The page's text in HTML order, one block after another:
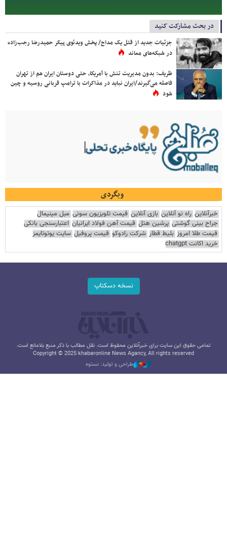
در بحث مشارکت کنید
جزئیات جدید از قتل یک مداح/ پخش ویدئوی پیکر حمیدرضا رجب‌زاده
در شبکه‌های معاند
ظریف: بدون مدیریت تنش با آمریکا، حتی دوستان ایران هم از تهران
فاصله می‌گیرند/ایران نباید در مذاکرات با ترامپ قربانی روسیه و چین
شود
وبگردی
خبرآنلاین راه نو آنلاین بازی آنلاین قیمت تلویزیون سونی مبل مینیمال
جراح بینی گوشتی پرشین هتل قیمت آهن فولاد ایرانیان اعتبارسنجی بانکی
قیمت طلا امروز بلیط قطار شرکت رادوکو قیمت پروفیل سایت یوتوتایمز
خرید اکانت chatgpt
نسخه دسکتاپ
تمامی حقوق این سایت برای خبرآنلاین محفوظ است. نقل مطالب با ذکر منبع بلامانع است.
Copyright © 2025 khabaronline News Agancy, All rights reserved
طراحی و تولید: نستوه